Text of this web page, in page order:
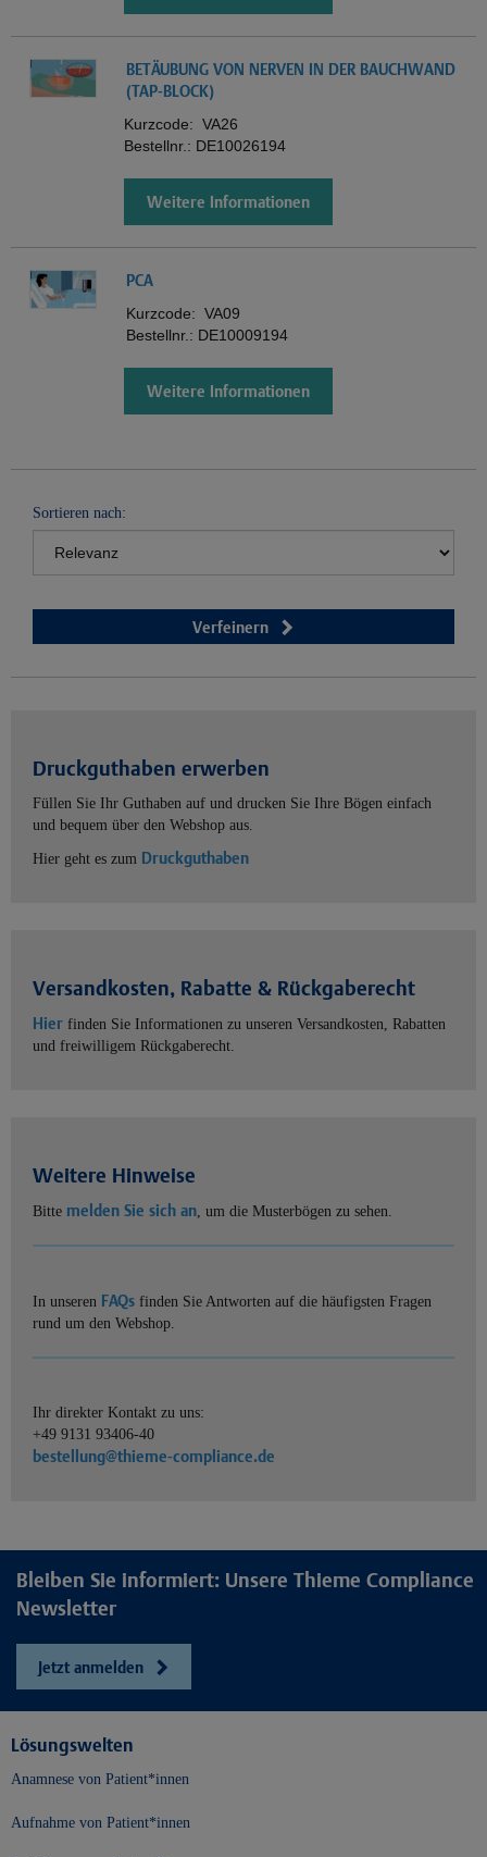
BETÄUBUNG VON NERVEN IN DER BAUCHWAND
(TAP-BLOCK)
Kurzcode: VA26
Bestellnr.: DE10026194
Weitere Informationen
PCA
Kurzcode: VA09
Bestellnr.: DE10009194
Weitere Informationen
Sortieren nach:
Verfeinern
Druckguthaben erwerben
Füllen Sie Ihr Guthaben auf und drucken Sie Ihre Bögen einfach
und bequem über den Webshop aus.
Hier geht es zum Druckguthaben
Versandkosten, Rabatte & Rückgaberecht
Hier finden Sie Informationen zu unseren Versandkosten, Rabatten
und freiwilligem Rückgaberecht.
Weitere Hinweise
Bitte melden Sie sich an, um die Musterbögen zu sehen.
In unseren FAQs finden Sie Antworten auf die häufigsten Fragen
rund um den Webshop.
Ihr direkter Kontakt zu uns:
+49 9131 93406-40
bestellung@thieme-compliance.de
Bleiben Sie informiert: Unsere Thieme Compliance
Newsletter
Jetzt anmelden
Lösungswelten
Anamnese von Patient*innen
Aufnahme von Patient*innen